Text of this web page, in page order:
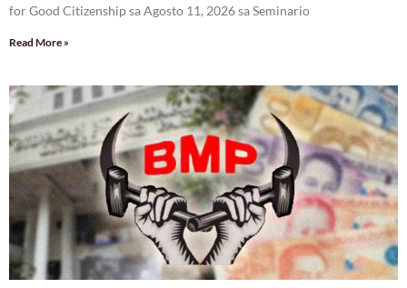
for Good Citizenship sa Agosto 11, 2026 sa Seminario
Read More »